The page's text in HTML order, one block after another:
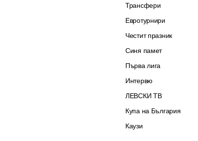
Трансфери
Евротурнири
Честит празник
Синя памет
Първа лига
Интервю
ЛЕВСКИ ТВ
Купа на България
Каузи